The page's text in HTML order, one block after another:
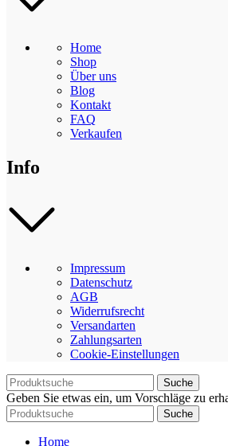
Home
Shop
Über uns
Blog
Kontakt
FAQ
Verkaufen
Info
Impressum
Datenschutz
AGB
Widerrufsrecht
Versandarten
Zahlungsarten
Cookie-Einstellungen
Suche
Geben Sie etwas ein, um Vorschläge zu
Suche
Home